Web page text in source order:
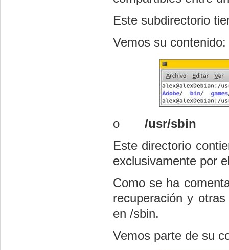
Este subdirectorio
Vemos su contenido:
o
/usr/sbin
Este directorio
exclusivamente por
Como se ha
recuperación y
en /sbin.
Vemos parte de su